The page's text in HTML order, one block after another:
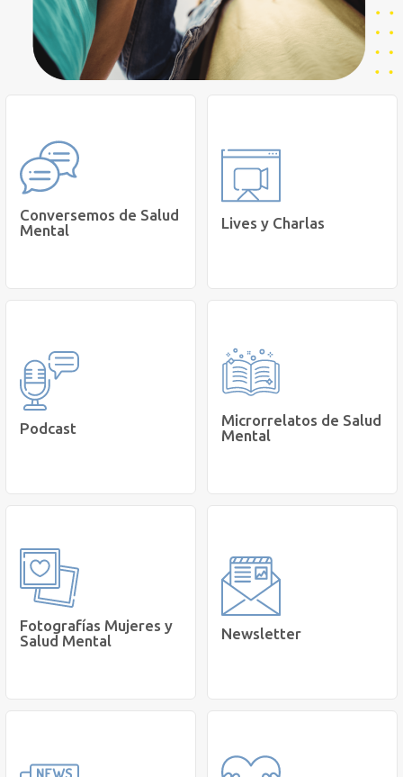
Conversemos de Salud
Mental
Conoce nuestra iniciativa
Lives y Charlas
lives preparadas para ti."
Podcast
Podcast 'Conversemos de
Salud Mental'.
Escuchar
Microrrelatos de Salud
Mental
recopilados sobre Salud
Fotografías Mujeres y
Salud Mental
Newsletter